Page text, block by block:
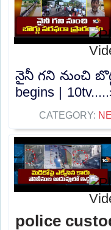
నైనీ గని నుంచి
begins |
CATEGORY:
police